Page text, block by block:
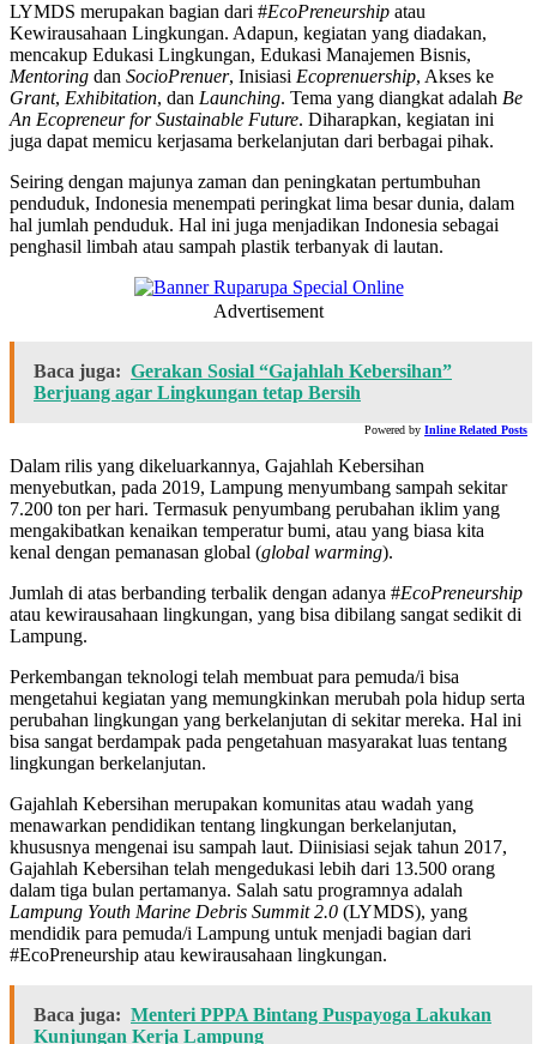
LYMDS merupakan bagian dari #EcoPreneurship atau
Kewirausahaan Lingkungan. Adapun, kegiatan yang diadakan,
mencakup Edukasi Lingkungan, Edukasi Manajemen Bisnis,
Mentoring dan SocioPrenuer, Inisiasi Ecoprenuership, Akses ke
Grant, Exhibitation, dan Launching. Tema yang diangkat adalah Be
An Ecopreneur for Sustainable Future. Diharapkan, kegiatan ini
juga dapat memicu kerjasama berkelanjutan dari berbagai pihak.
Seiring dengan majunya zaman dan peningkatan pertumbuhan
penduduk, Indonesia menempati peringkat lima besar dunia, dalam
hal jumlah penduduk. Hal ini juga menjadikan Indonesia sebagai
penghasil limbah atau sampah plastik terbanyak di lautan.
Advertisement
Baca juga: Gerakan Sosial “Gajahlah Kebersihan”
Berjuang agar Lingkungan tetap Bersih
Powered by Inline Related Posts
Dalam rilis yang dikeluarkannya, Gajahlah Kebersihan
menyebutkan, pada 2019, Lampung menyumbang sampah sekitar
7.200 ton per hari. Termasuk penyumbang perubahan iklim yang
mengakibatkan kenaikan temperatur bumi, atau yang biasa kita
kenal dengan pemanasan global (global warming).
Jumlah di atas berbanding terbalik dengan adanya #EcoPreneurship
atau kewirausahaan lingkungan, yang bisa dibilang sangat sedikit di
Lampung.
Perkembangan teknologi telah membuat para pemuda/i bisa
mengetahui kegiatan yang memungkinkan merubah pola hidup serta
perubahan lingkungan yang berkelanjutan di sekitar mereka. Hal ini
bisa sangat berdampak pada pengetahuan masyarakat luas tentang
lingkungan berkelanjutan.
Gajahlah Kebersihan merupakan komunitas atau wadah yang
menawarkan pendidikan tentang lingkungan berkelanjutan,
khususnya mengenai isu sampah laut. Diinisiasi sejak tahun 2017,
Gajahlah Kebersihan telah mengedukasi lebih dari 13.500 orang
dalam tiga bulan pertamanya. Salah satu programnya adalah
Lampung Youth Marine Debris Summit 2.0 (LYMDS), yang
mendidik para pemuda/i Lampung untuk menjadi bagian dari
#EcoPreneurship atau kewirausahaan lingkungan.
Baca juga: Menteri PPPA Bintang Puspayoga Lakukan
Kunjungan Kerja Lampung